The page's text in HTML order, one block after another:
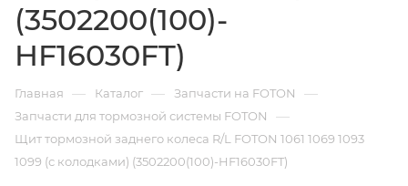
(3502200(100)-
HF16030FT)
Главная — Каталог — Запчасти на FOTON —
Запчасти для тормозной системы FOTON —
Щит тормозной заднего колеса R/L FOTON 1061 1069 1093
1099 (с колодками) (3502200(100)-HF16030FT)